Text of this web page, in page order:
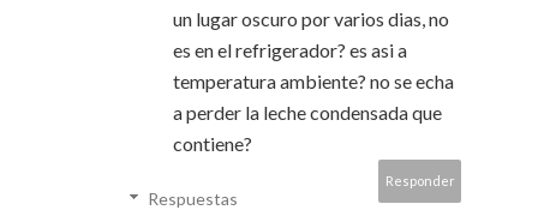
un lugar oscuro por varios dias, no
es en el refrigerador? es asi a
temperatura ambiente? no se echa
a perder la leche condensada que
contiene?
Responder
Respuestas